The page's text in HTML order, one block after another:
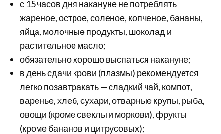
с 15 часов дня накануне не потреблять
жареное, острое, соленое, копченое, бананы,
яйца, молочные продукты, шоколад и
растительное масло;
обязательно хорошо выспаться накануне;
в день сдачи крови (плазмы) рекомендуется
легко позавтракать — сладкий чай, компот,
варенье, хлеб, сухари, отварные крупы, рыба,
овощи (кроме свеклы и моркови), фрукты
(кроме бананов и цитрусовых);